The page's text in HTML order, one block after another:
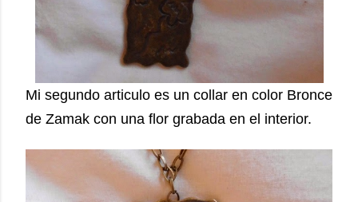
Mi segundo articulo es un collar en color Bronce
de Zamak con una flor grabada en el interior.